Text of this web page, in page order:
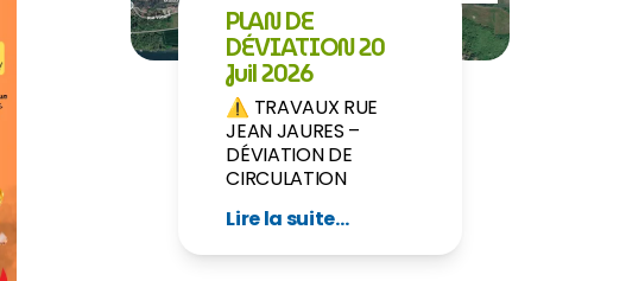
PLAN DE
DÉVIATION 20
Juil 2026
⚠️ TRAVAUX RUE
JEAN JAURES –
DÉVIATION DE
CIRCULATION
Lire la suite...